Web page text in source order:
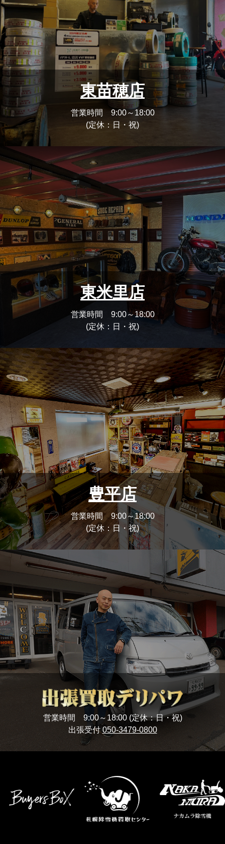
東苗穂店
営業時間 9:00～18:00
(定休：日・祝)
東米里店
営業時間 9:00～18:00
(定休：日・祝)
豊平店
営業時間 9:00～18:00
(定休：日・祝)
営業時間 9:00～18:00 (定休：日・祝)
出張受付050-3479-0800